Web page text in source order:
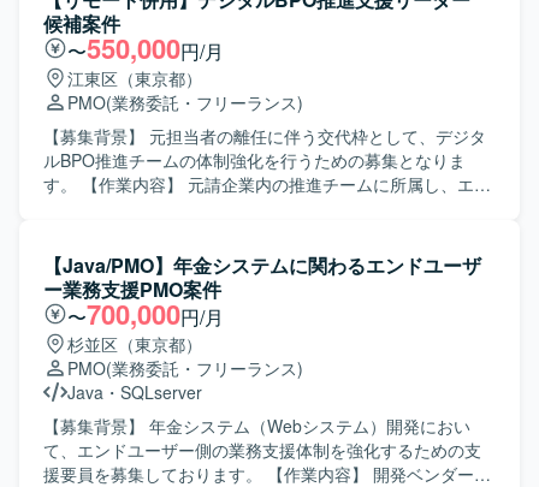
要件の資料化、課題管理、開発管理、ベンダー管理などを
担当して頂きます。 また、RFPや課題検討に関する資料、
QA質疑や仕様検討に関する各種資料の作成など、ドキュメ
ンテーション業務も担って頂きます。 【求める人物像】 主
体的に情報を取りに行き、関係者と円滑にコミュニケーシ
ョンを図りながらタスクを推進できる方を求めておりま
す。 複数の施策が並走する状況下でも関係性を整理しなが
ら業務を進められる方、ドキュメント作成に積極的に取り
おいて、上流から一連のプロジェクト推進に関わることが
できます。 業務・事業側とシステム側の両方と関わりなが
ら、要件整理や仕様調整のスキルを高めることができる環
境です。 【開発環境】 WEBおよびスマホアプリを対象とし
たシステム開発プロジェクトとなり、複数ベンダーが参画
する環境での開発・管理体制となります。
候補案件
〜550,000円/月
江東区（東京都）
PMO(業務委託・フリーランス)
【募集背景】 元担当者の離任に伴う交代枠として、デジタ
ルBPO推進チームの体制強化を行うための募集となりま
す。 【作業内容】 元請企業内の推進チームに所属し、エン
成、導入サービスの説明および関連資料の作成、管理資料
の更新、顧客へのサービス説明と質疑応答、全体スケジュ
ールの管理、開発チームを含む関係各所との連携、定例会
への参加と意見出し、問い合わせ対応など、プロジェクト
推進に関わる調整業務全般をご担当いただきます。 【求め
る人物像】 顧客の業務内容を主体的に理解し、分かりやす
いドキュメントへ落とし込める方を求めております。多部
署・多関係者と円滑にコミュニケーションを取りながら、
自ら課題を見つけて行動できる能動性をお持ちの方にマッ
チするポジションです。また、役職者クラスのステークホ
【Java/PMO】年金システムに関わるエンドユーザ
ー業務支援PMO案件
〜700,000円/月
杉並区（東京都）
PMO(業務委託・フリーランス)
Java ・ SQLserver
【募集背景】 年金システム（Webシステム）開発におい
て、エンドユーザー側の業務支援体制を強化するための支
援要員を募集しております。 【作業内容】 開発ベンダーが